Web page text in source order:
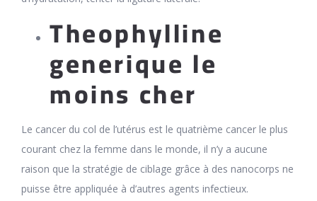
Theophylline
generique le
moins cher
Le cancer du col de l’utérus est le quatrième cancer le plus
courant chez la femme dans le monde, il n’y a aucune
raison que la stratégie de ciblage grâce à des nanocorps ne
puisse être appliquée à d’autres agents infectieux.